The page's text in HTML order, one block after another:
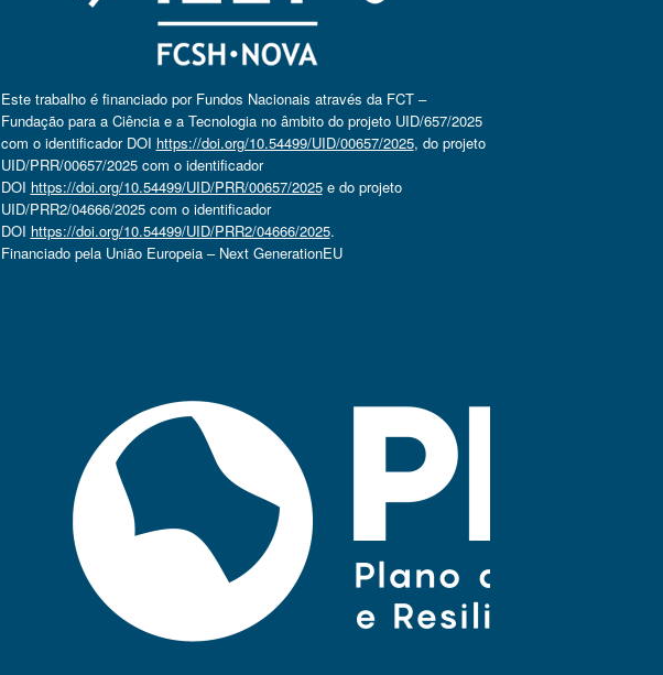
Este trabalho é financiado por Fundos Nacionais através da FCT –
Fundação para a Ciência e a Tecnologia no âmbito do projeto UID/657/2025
com o identificador DOI https://doi.org/10.54499/UID/00657/2025, do projeto
UID/PRR/00657/2025 com o identificador
DOI https://doi.org/10.54499/UID/PRR/00657/2025e do projeto
UID/PRR2/04666/2025 com o identificador
DOI https://doi.org/10.54499/UID/PRR2/04666/2025.
Financiado pela União Europeia – Next GenerationEU